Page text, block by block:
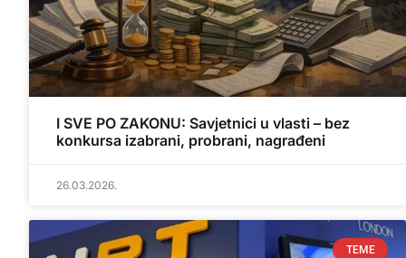
I SVE PO ZAKONU: Savjetnici u vlasti – bez
konkursa izabrani, probrani, nagrađeni
26.03.2026.
TEME